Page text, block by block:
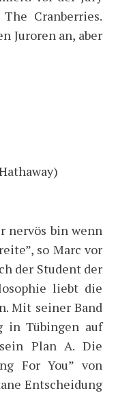
Cranberries.
Juroren an, aber
nervös bin wenn
so Marc vor
der Student der
liebt die
Mit seiner Band
in Tübingen auf
Plan A. Die
For You” von
Entscheidung